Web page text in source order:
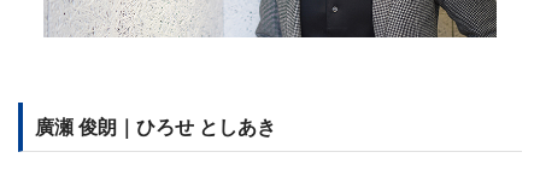
廣瀬 俊朗｜ひろせ としあき